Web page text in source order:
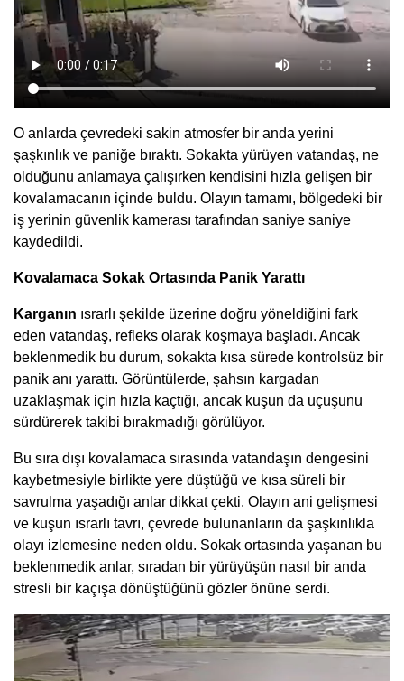
O anlarda çevredeki sakin atmosfer bir anda yerini
şaşkınlık ve paniğe bıraktı. Sokakta yürüyen vatandaş, ne
olduğunu anlamaya çalışırken kendisini hızla gelişen bir
kovalamacanın içinde buldu. Olayın tamamı, bölgedeki bir
iş yerinin güvenlik kamerası tarafından saniye saniye
kaydedildi.
Kovalamaca Sokak Ortasında Panik Yarattı
Karganın ısrarlı şekilde üzerine doğru yöneldiğini fark
eden vatandaş, refleks olarak koşmaya başladı. Ancak
beklenmedik bu durum, sokakta kısa sürede kontrolsüz bir
panik anı yarattı. Görüntülerde, şahsın kargadan
uzaklaşmak için hızla kaçtığı, ancak kuşun da uçuşunu
sürdürerek takibi bırakmadığı görülüyor.
Bu sıra dışı kovalamaca sırasında vatandaşın dengesini
kaybetmesiyle birlikte yere düştüğü ve kısa süreli bir
savrulma yaşadığı anlar dikkat çekti. Olayın ani gelişmesi
ve kuşun ısrarlı tavrı, çevrede bulunanların da şaşkınlıkla
olayı izlemesine neden oldu. Sokak ortasında yaşanan bu
beklenmedik anlar, sıradan bir yürüyüşün nasıl bir anda
stresli bir kaçışa dönüştüğünü gözler önüne serdi.